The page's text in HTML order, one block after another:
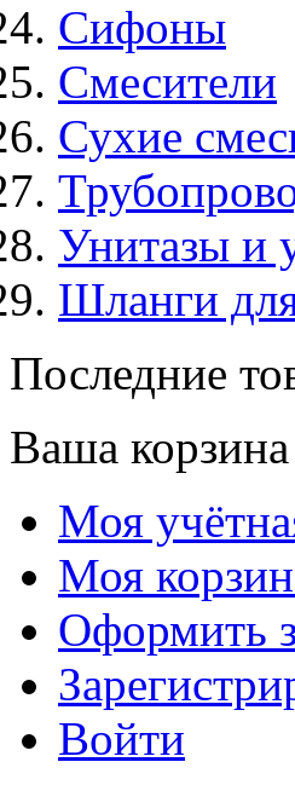
Сифоны
Смесители
Сухие
Унитазы и
Шланги
Последние
Ваша
Моя
Моя
Оформить
Войти